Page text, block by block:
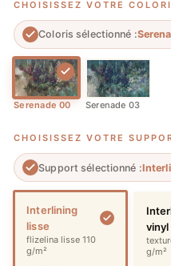
CHOISISSEZ VOTRE
Coloris sélectionné :
Serenade 00 Serenade 03
CHOISISSEZ VOTRE
Support sélectionné :
Interlining
lisse
flizelina lisse 110
g/m²
vinyl
g/m²